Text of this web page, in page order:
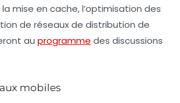
mise en cache, l’optimisation des
de réseaux de distribution de
au programme des discussions
mobiles